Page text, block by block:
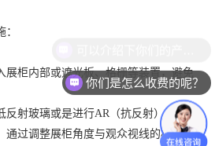
展柜内部或遮光板、格栅等装置，避免
射玻璃或是进行AR（抗反射）涂层处
通过调整展柜角度与观众视线的相对位
你们是怎么收费的呢？